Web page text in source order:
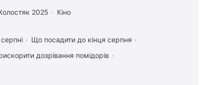
2025 Кіно
Що посадити до кінця серпня
дозрівання помідорів